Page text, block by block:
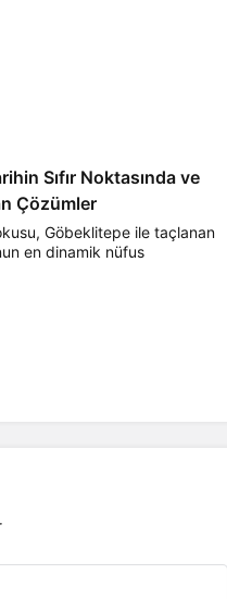
Sıfır Noktasında ve
Çözümler
Göbeklitepe ile taçlanan
en dinamik nüfus